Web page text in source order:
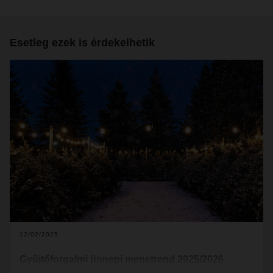
Esetleg ezek is érdekelhetik
12/02/2025